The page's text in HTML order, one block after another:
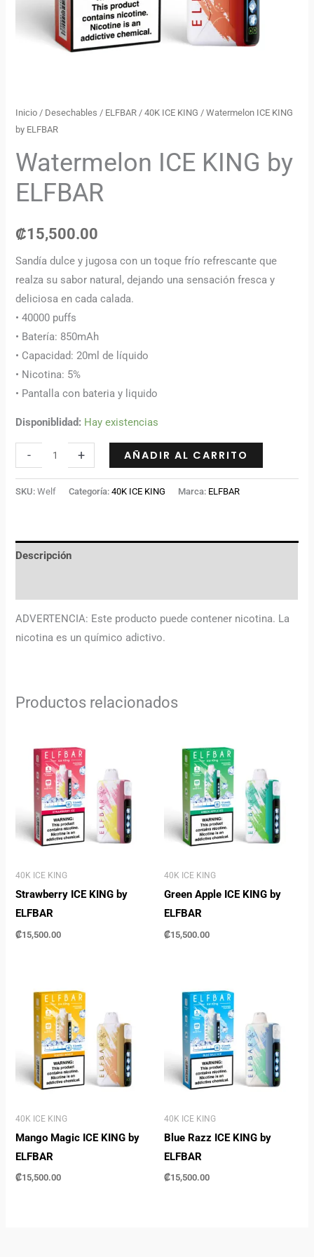
Inicio / Desechables / ELFBAR /40K ICE KING / Watermelon ICE KING
by ELFBAR
Watermelon ICE KING by
ELFBAR
₡15,500.00
Sandía dulce y jugosa con un toque frío refrescante que
realza su sabor natural, dejando una sensación fresca y
deliciosa en cada calada.
• 40000 puffs
• Batería: 850mAh
• Capacidad: 20ml de líquido
• Nicotina: 5%
• Pantalla con bateria y liquido
Disponiblidad: Hay existencias
- + AÑADIR AL CARRITO
SKU:Welf Categoría:40K ICE KING Marca: ELFBAR
Descripción
ADVERTENCIA: Este producto puede contener nicotina. La
nicotina es un químico adictivo.
Productos relacionados
40K ICE KING
Strawberry ICE KING by
ELFBAR
₡15,500.00
40K ICE KING
Green Apple ICE KING by
ELFBAR
₡15,500.00
40K ICE KING
Mango Magic ICE KING by
ELFBAR
₡15,500.00
40K ICE KING
Blue Razz ICE KING by
ELFBAR
₡15,500.00